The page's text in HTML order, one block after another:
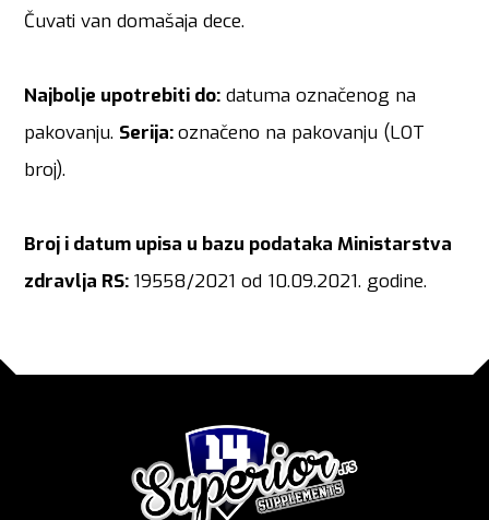
Čuvati van domašaja dece.
Najbolje upotrebiti do: datuma označenog na
pakovanju. Serija:označeno na pakovanju (LOT
broj).
Broj i datum upisa u bazu podataka Ministarstva
zdravlja RS: 19558/2021 od 10.09.2021. godine.